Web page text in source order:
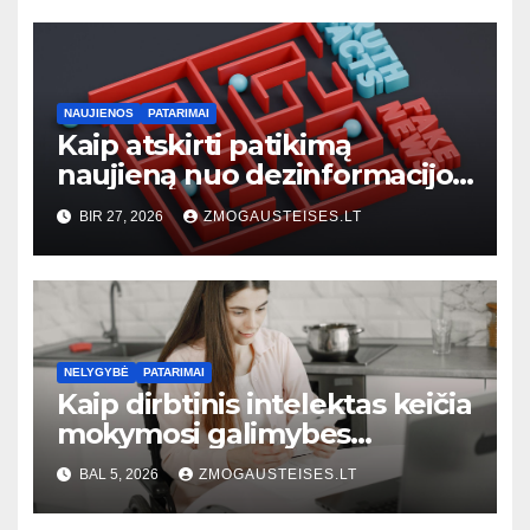
NAUJIENOS PATARIMAI
Kaip atskirti patikimą
naujieną nuo dezinformacijos:
praktinis vadovas kiekvienam
skaitytojui
BIR 27, 2026 ZMOGAUSTEISES.LT
NELYGYBĖ PATARIMAI
Kaip dirbtinis intelektas keičia
mokymosi galimybes
žmonėms su negalia:
praktinis vadovas
BAL 5, 2026 ZMOGAUSTEISES.LT